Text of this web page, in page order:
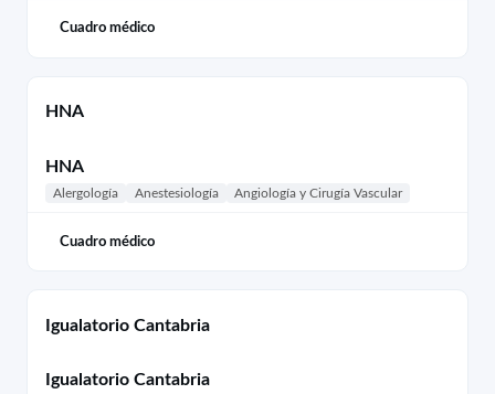
Cuadro médico
HNA
HNA
Alergología Anestesiología Angiología y Cirugía Vascular
Cuadro médico
Igualatorio Cantabria
Igualatorio Cantabria